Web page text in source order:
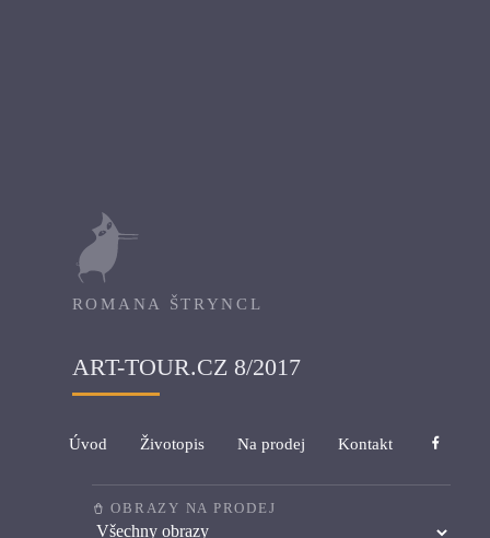
ROMANA ŠTRYNCL
ART-TOUR.CZ 8/2017
Úvod Životopis Na prodej Kontakt
OBRAZY NA PRODEJ